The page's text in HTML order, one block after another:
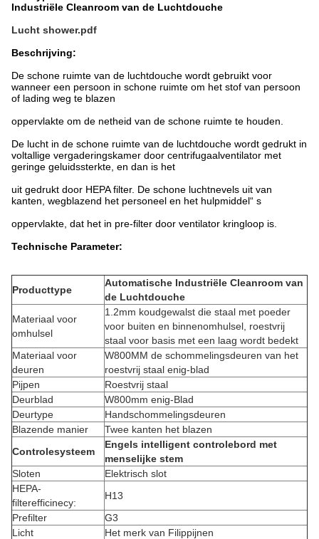
Industriële Cleanroom van de Luchtdouche
Lucht shower.pdf
Beschrijving:
De schone ruimte van de luchtdouche wordt gebruikt voor
wanneer een persoon in schone ruimte om het stof van persoon
of lading weg te blazen
oppervlakte om de netheid van de schone ruimte te houden.
De lucht in de schone ruimte van de luchtdouche wordt gedrukt in
voltallige vergaderingskamer door centrifugaalventilator met
geringe geluidssterkte, en dan is het
uit gedrukt door HEPA filter. De schone luchtnevels uit van
kanten, wegblazend het personeel en het hulpmiddel“ s
oppervlakte, dat het in pre-filter door ventilator kringloop is.
Technische Parameter:
Producttype
Automatische Industriële Cleanroom van
de Luchtdouche
Materiaal voor
omhulsel
1.2mm koudgewalst die staal met poeder
voor buiten en binnenomhulsel, roestvrij
staal voor basis met een laag wordt bedekt
Materiaal voor
deuren
W800MM de schommelingsdeuren van het
roestvrij staal enig-blad
Pijpen
Roestvrij staal
Deurblad
W800mm enig-Blad
Deurtype
Handschommelingsdeuren
Blazende manier
Twee kanten het blazen
Controlesysteem
Engels intelligent controlebord met
menselijke stem
Sloten
Elektrisch slot
HEPA-
filterefficinecy:
H13
Prefilter
G3
Licht
Het merk van Filippijnen